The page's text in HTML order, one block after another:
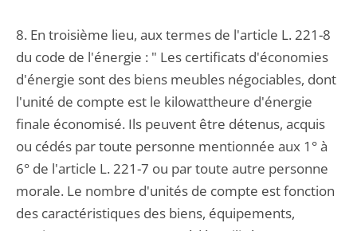
8. En troisième lieu, aux termes de l'article L. 221-8
du code de l'énergie : " Les certificats d'économies
d'énergie sont des biens meubles négociables, dont
l'unité de compte est le kilowattheure d'énergie
finale économisé. Ils peuvent être détenus, acquis
ou cédés par toute personne mentionnée aux 1° à
6° de l'article L. 221-7 ou par toute autre personne
morale. Le nombre d'unités de compte est fonction
des caractéristiques des biens, équipements,